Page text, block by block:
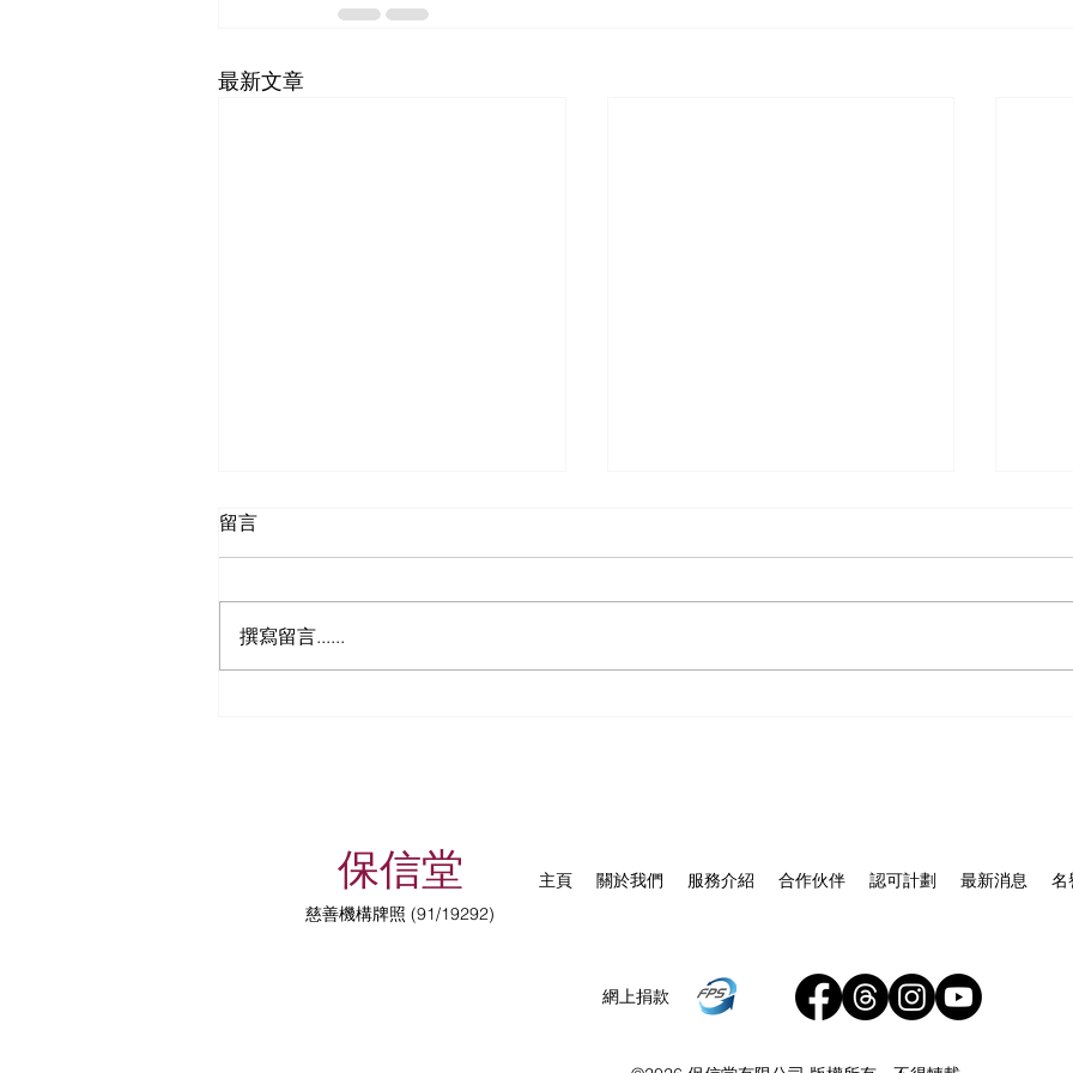
最新文章
有關收費服務調整通知！
留言
撰寫留言......
保信堂
慈善機構牌照 (91/19292)
主頁 關於我們 服務介紹 合作伙伴 認可計劃 最新消息 名
網上捐款